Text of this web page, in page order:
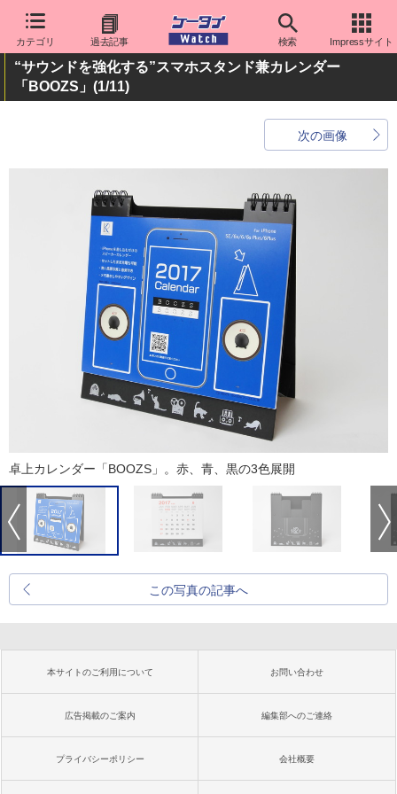
カテゴリ 過去記事 検索 Impressサイト
“サウンドを強化する”スマホスタンド兼カレンダー
「BOOZS」 (1/11)
次の画像
卓上カレンダー「BOOZS」。赤、青、黒の3色展開
この写真の記事へ
本サイトのご利用について お問い合わせ
広告掲載のご案内 編集部へのご連絡
プライバシーポリシー 会社概要